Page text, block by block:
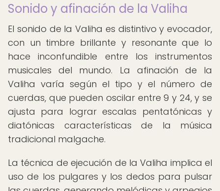
Sonido y afinación de la Valiha
El sonido de la Valiha es distintivo y evocador,
con un timbre brillante y resonante que lo
hace inconfundible entre los instrumentos
musicales del mundo. La afinación de la
Valiha varía según el tipo y el número de
cuerdas, que pueden oscilar entre 9 y 24, y se
ajusta para lograr escalas pentatónicas y
diatónicas características de la música
tradicional malgache.
La técnica de ejecución de la Valiha implica el
uso de los pulgares y los dedos para pulsar